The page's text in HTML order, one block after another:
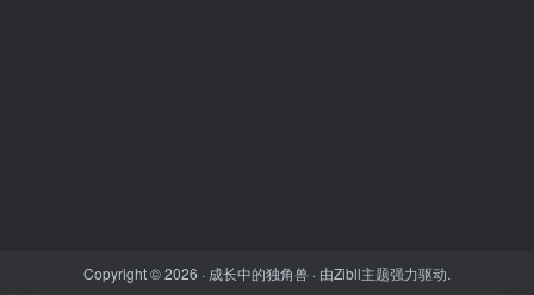
Copyright © 2026 · 成长中的独角兽 · 由Zibll主题强力驱动.